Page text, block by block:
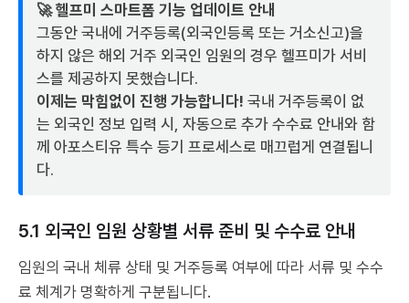
🚀 헬프미 스마트폼 기능 업데이트 안내
그동안 국내에 거주등록(외국인등록 또는 거소신고)을
하지 않은 해외 거주 외국인 임원의 경우 헬프미가 서비
스를 제공하지 못했습니다.
이제는 막힘없이 진행 가능합니다! 국내 거주등록이 없
는 외국인 정보 입력 시, 자동으로 추가 수수료 안내와 함
께 아포스티유 특수 등기 프로세스로 매끄럽게 연결됩니
다.
5.1 외국인 임원 상황별 서류 준비 및 수수료 안내
임원의 국내 체류 상태 및 거주등록 여부에 따라 서류 및 수수
료 체계가 명확하게 구분됩니다.